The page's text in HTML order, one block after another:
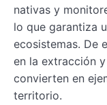
nativas y
lo que garantiza
ecosistemas. De
en la extracción
convierten en
territorio.